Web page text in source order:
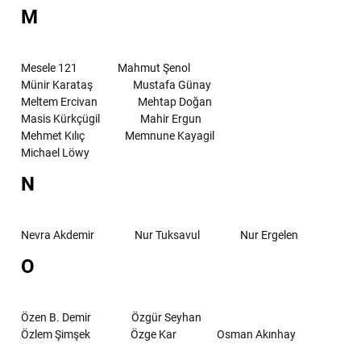
M
Mesele 121
Mahmut Şenol
Münir Karataş
Mustafa Günay
Meltem Ercivan
Mehtap Doğan
Masis Kürkçügil
Mahir Ergun
Mehmet Kılıç
Memnune Kayagil
Michael Löwy
N
Nevra Akdemir Nur Tuksavul Nur Ergelen
O
Özen B. Demir
Özgür Seyhan
Özlem Şimşek
Özge Kar
Osman Akınhay